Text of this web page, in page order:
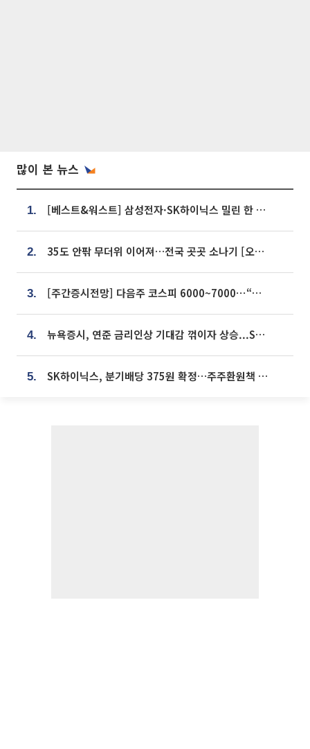
많이 본 뉴스
1. [베스트&워스트] 삼성전자·SK하이닉스 밀린 한 주…상상인증권은 85% 급등
2. 35도 안팎 무더위 이어져…전국 곳곳 소나기 [오늘 날씨]
3. [주간증시전망] 다음주 코스피 6000~7000⋯“外人 수급은 정책이 변수”
4. 뉴욕증시, 연준 금리인상 기대감 꺾이자 상승...S&P500 사상 최고치 [종합]
5. SK하이닉스, 분기배당 375원 확정…주주환원책 9월로 앞당겨 발표